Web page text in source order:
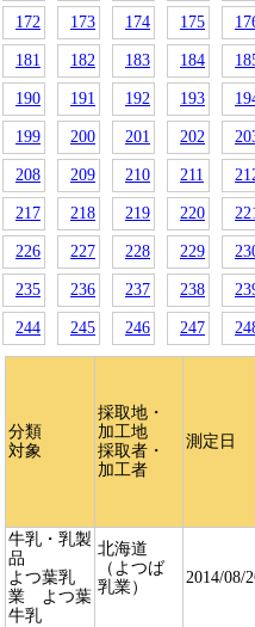
172 173 174 175
181 182 183 184
190 191 192 193
199 200 201 202
208 209 210 211
217 218 219 220
226 227 228 229
235 236 237 238
244 245 246 247
分類
対象
採取地・
加工地
採取者・
加工者
測定日
牛乳・乳製
品
よつ葉乳
業 よつ葉
牛乳
北海道
（よつば
乳業）
2014/08/